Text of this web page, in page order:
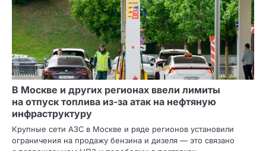
В Москве и других регионах ввели лимиты
на отпуск топлива из‑за атак на нефтяную
инфраструктуру
Крупные сети АЗС в Москве и ряде регионов установили
ограничения на продажу бензина и дизеля — это связано